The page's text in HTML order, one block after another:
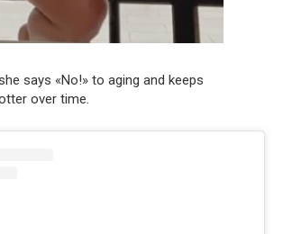
says «No!» to aging and keeps
over time.